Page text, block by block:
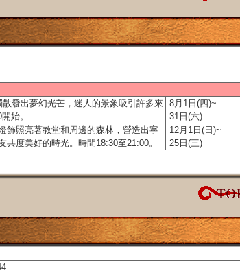
發出夢幻光芒，迷人的景象吸引許多來
始。
8月1日(四)~
31日(六)
飾照亮著教堂和周邊的森林，營造出寧
共度美好的時光。時間18:30至21:00。
12月1日(日)~
25日(三)